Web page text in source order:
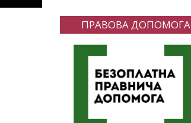
ПРАВОВА ДОПОМОГА